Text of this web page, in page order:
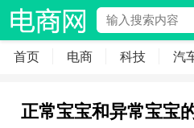
首页 电商 科技 汽
正常宝宝和异常宝宝